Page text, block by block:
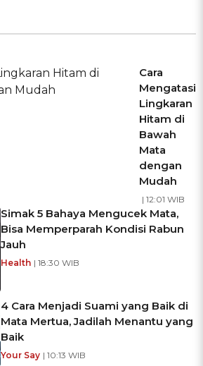
Cara
Mengatasi
Lingkaran
Hitam di
Bawah
Mata
dengan
Mudah
| 12:01 WIB
Simak 5 Bahaya Mengucek Mata,
Bisa Memperparah Kondisi Rabun
Jauh
Health | 18:30 WIB
4 Cara Menjadi Suami yang Baik di
Mata Mertua, Jadilah Menantu yang
Baik
Your Say | 10:13 WIB